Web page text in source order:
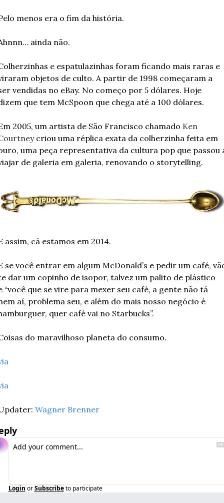
menos era o fim da história.
ainda não.
e espatulazinhas foram ficando mais raras e
objetos de culto. A partir de 1998 começaram a
vendidas no eBay. No começo por 5 dólares. Hoje
que tem McSpoon que chega até a 100 dólares.
2005, um artista de São Francisco chamado Ken
criou uma réplica exata da colherzinha feita em
uma peça representativa da cultura pop que passou
de galeria em galeria, renovando o storytelling.
assim, cá estamos em 2014.
se você entrar em algum McDonald’s e pedir um café,
dar um copinho de isopor, talvez um palito de plástico
“você que se vire para mexer seu café, a gente não tá
aí, problema seu, e além do mais nosso negócio é
quer café vai no Starbucks”.
do maravilhoso planeta do consumo.
Wagner Brenner
Login or Subscribe to participate